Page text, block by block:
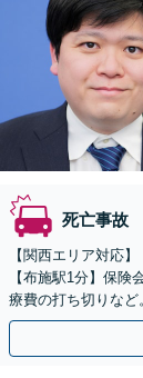
死亡事故
【関西エリア対応
【布施駅1分】保
療費の打ち切りな
ことも。交通事故